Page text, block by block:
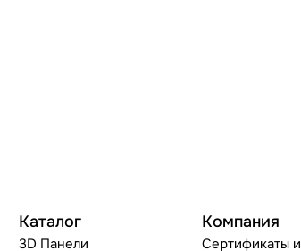
Каталог
3D Панели
Компания
Сертификаты и